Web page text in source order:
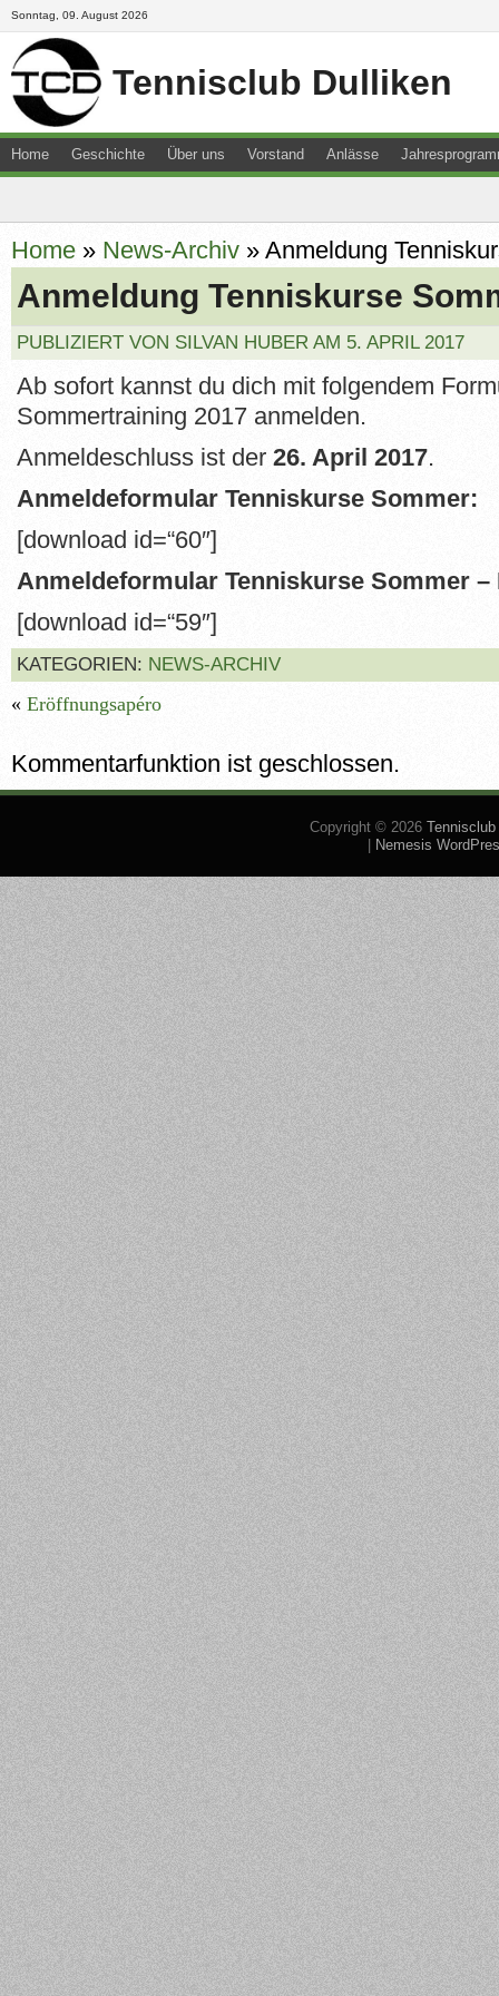
Sonntag, 09. August 2026
Tennisclub Dulliken
Home Geschichte Über uns Vorstand Anlässe
Home » News-Archiv » Anmeldung
Anmeldung Tenniskurse
PUBLIZIERT VON SILVAN HUBER AM 5. APRIL 2017
Ab sofort kannst du dich mit folgendem
Sommertraining 2017 anmelden.
Anmeldeschluss ist der 26. April 2017.
Anmeldeformular Tenniskurse Sommer:
[download id=“60″]
Anmeldeformular Tenniskurse Sommer –
[download id=“59″]
KATEGORIEN: NEWS-ARCHIV
« Eröffnungsapéro
Kommentarfunktion ist geschlossen.
Copyright © 2026
Nemesis